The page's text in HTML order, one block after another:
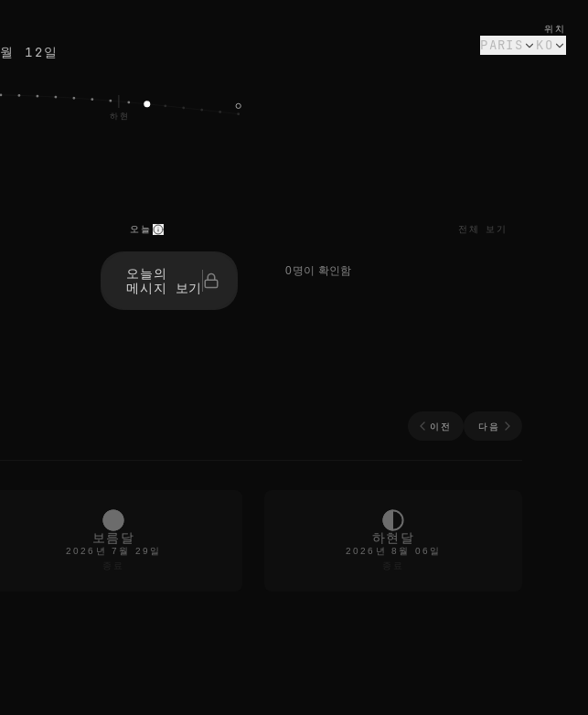
위치
PARIS KO
12일
하현
오늘 전체 보기
l
e
t
i
e
c
e
오늘의
메시지 보기
0명이 확인함
이전 다음
보름달
2026년 7월 29일
하현달
2026년 8월 06일